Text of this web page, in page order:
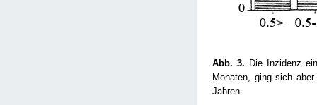
Abb. 3. Die Inzidenz
Monaten, ging sich
Jahren.